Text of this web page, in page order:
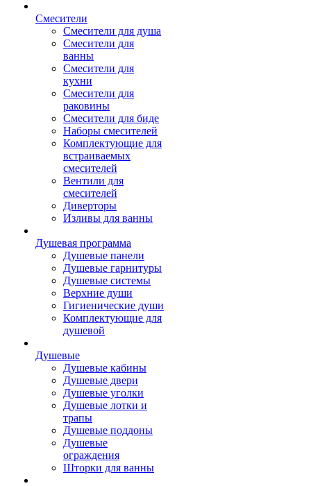
Смесители
Смесители для душа
Смесители для
ванны
Смесители для
кухни
Смесители для
раковины
Смесители для биде
Наборы смесителей
Комплектующие для
встраиваемых
смесителей
Вентили для
смесителей
Диверторы
Изливы для ванны
Душевая программа
Душевые панели
Душевые гарнитуры
Душевые системы
Верхние души
Гигиенические души
Комплектующие для
душевой
Душевые
Душевые кабины
Душевые двери
Душевые уголки
Душевые лотки и
трапы
Душевые поддоны
Душевые
ограждения
Шторки для ванны